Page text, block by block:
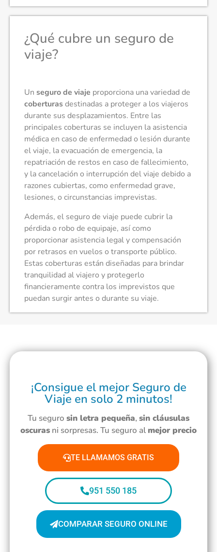
¿Qué cubre un seguro de
viaje?
Un seguro de viaje proporciona una variedad de
coberturasdestinadas a proteger a los viajeros
durante sus desplazamientos. Entre las
principales coberturas se incluyen la asistencia
médica en caso de enfermedad o lesión durante
el viaje, la evacuación de emergencia, la
repatriación de restos en caso de fallecimiento,
y la cancelación o interrupción del viaje debido a
razones cubiertas, como enfermedad grave,
lesiones, o circunstancias imprevistas.
Además, el seguro de viaje puede cubrir la
pérdida o robo de equipaje, así como
proporcionar asistencia legal y compensación
por retrasos en vuelos o transporte público.
Estas coberturas están diseñadas para brindar
tranquilidad al viajero y protegerlo
financieramente contra los imprevistos que
puedan surgir antes o durante su viaje.
¡Consigue el mejor Seguro de
Viaje en solo 2 minutos!
Tu seguro sin letra pequeña, sin cláusulas
oscuras ni sorpresas. Tu seguro al mejor precio
TE LLAMAMOS GRATIS
951 550 185
COMPARAR SEGURO ONLINE